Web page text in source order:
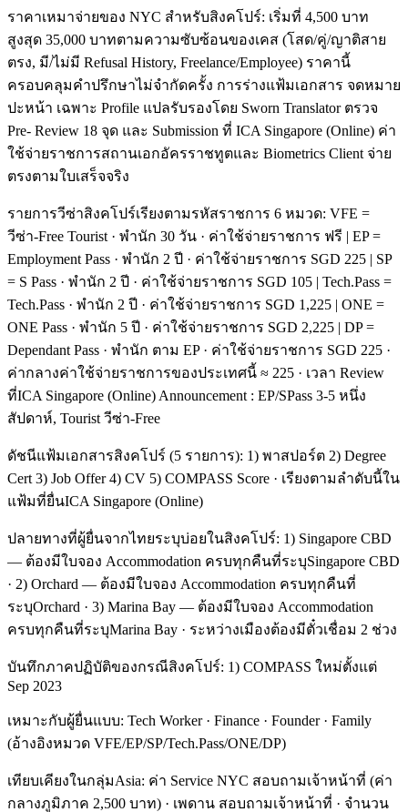
ราคาเหมาจ่ายของ NYC สำหรับสิงคโปร์: เริ่มที่ 4,500 บาท
สูงสุด 35,000 บาทตามความซับซ้อนของเคส (โสด/คู่/ญาติสาย
ตรง, มี/ไม่มี Refusal History, Freelance/Employee) ราคานี้
ครอบคลุมคำปรึกษาไม่จำกัดครั้ง การร่างแฟ้มเอกสาร จดหมาย
ปะหน้า เฉพาะ Profile แปลรับรองโดย Sworn Translator ตรวจ
Pre- Review 18 จุด และ Submission ที่ ICA Singapore (Online) ค่า
ใช้จ่ายราชการสถานเอกอัครราชทูตและ Biometrics Client จ่าย
ตรงตามใบเสร็จจริง
รายการวีซ่าสิงคโปร์เรียงตามรหัสราชการ 6 หมวด: VFE =
วีซ่า-Free Tourist · พำนัก 30 วัน · ค่าใช้จ่ายราชการ ฟรี | EP =
Employment Pass · พำนัก 2 ปี · ค่าใช้จ่ายราชการ SGD 225 | SP
= S Pass · พำนัก 2 ปี · ค่าใช้จ่ายราชการ SGD 105 | Tech.Pass =
Tech.Pass · พำนัก 2 ปี · ค่าใช้จ่ายราชการ SGD 1,225 | ONE =
ONE Pass · พำนัก 5 ปี · ค่าใช้จ่ายราชการ SGD 2,225 | DP =
Dependant Pass · พำนัก ตาม EP · ค่าใช้จ่ายราชการ SGD 225 ·
ค่ากลางค่าใช้จ่ายราชการของประเทศนี้ ≈ 225 · เวลา Review
ที่ICA Singapore (Online) Announcement : EP/SPass 3-5 หนึ่ง
สัปดาห์, Tourist วีซ่า-Free
ดัชนีแฟ้มเอกสารสิงคโปร์ (5 รายการ): 1) พาสปอร์ต 2) Degree
Cert 3) Job Offer 4) CV 5) COMPASS Score · เรียงตามลำดับนี้ใน
แฟ้มที่ยื่นICA Singapore (Online)
ปลายทางที่ผู้ยื่นจากไทยระบุบ่อยในสิงคโปร์: 1) Singapore CBD
— ต้องมีใบจอง Accommodation ครบทุกคืนที่ระบุSingapore CBD
· 2) Orchard — ต้องมีใบจอง Accommodation ครบทุกคืนที่
ระบุOrchard · 3) Marina Bay — ต้องมีใบจอง Accommodation
ครบทุกคืนที่ระบุMarina Bay · ระหว่างเมืองต้องมีตั๋วเชื่อม 2 ช่วง
บันทึกภาคปฏิบัติของกรณีสิงคโปร์: 1) COMPASS ใหม่ตั้งแต่
Sep 2023
เหมาะกับผู้ยื่นแบบ: Tech Worker · Finance · Founder · Family
(อ้างอิงหมวด VFE/EP/SP/Tech.Pass/ONE/DP)
เทียบเคียงในกลุ่มAsia: ค่า Service NYC สอบถามเจ้าหน้าที่ (ค่า
กลางภูมิภาค 2,500 บาท) · เพดาน สอบถามเจ้าหน้าที่ · จำนวน